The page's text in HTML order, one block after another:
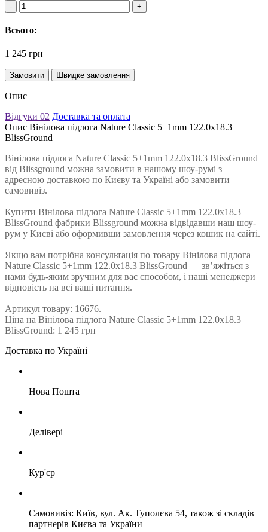
Всього:
1 245 грн
Замовити Швидке замовлення
Опис
Відгуки 02 Доставка та оплата
Опис Вінілова підлога Nature Classic 5+1mm 122.0х18.3
BlissGround
Вінілова підлога Nature Classic 5+1mm 122.0х18.3 BlissGround
від Blissground можна замовити в нашому шоу-румі з
адресною доставкою по Києву та Україні або замовити
самовивіз.
Купити Вінілова підлога Nature Classic 5+1mm 122.0х18.3
BlissGround фабрики Blissground можна відвідавши наш шоу-
рум у Києві або оформивши замовлення через кошик на сайті.
Якщо вам потрібна консультація по товару Вінілова підлога
Nature Classic 5+1mm 122.0х18.3 BlissGround — зв’яжіться з
нами будь-яким зручним для вас способом, і наші менеджери
відповість на всі ваші питання.
Артикул товару: 16676.
Ціна на Вінілова підлога Nature Classic 5+1mm 122.0х18.3
BlissGround: 1 245 грн
Доставка по Україні
Нова Пошта
Делівері
Кур'єр
Самовивіз: Київ, вул. Ак. Туполєва 54, також зі складів
партнерів Києва та України